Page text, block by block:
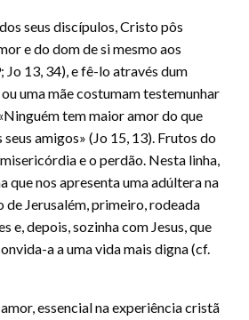
seus discípulos, Cristo pôs
e do dom de si mesmo aos
13, 34), e fê-lo através dum
uma mãe costumam testemunhar
tem maior amor do que
seus amigos» (Jo 15, 13). Frutos do
e o perdão. Nesta linha,
que nos apresenta uma adúltera na
de Jerusalém, primeiro, rodeada
e, depois, sozinha com Jesus, que
a a uma vida mais digna (cf.
essencial na experiência cristã